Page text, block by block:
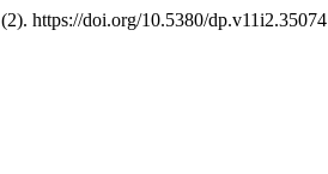
(2). https://doi.org/10.5380/dp.v11i2.35074